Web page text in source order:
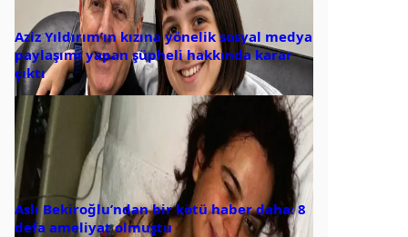
Aziz Yıldırım’ın kızına yönelik sosyal medya
paylaşımı yapan şüpheli hakkında karar
çıktı
Aslı Bekiroğlu’ndan bir kötü haber daha: 8
defa ameliyat olmuştu